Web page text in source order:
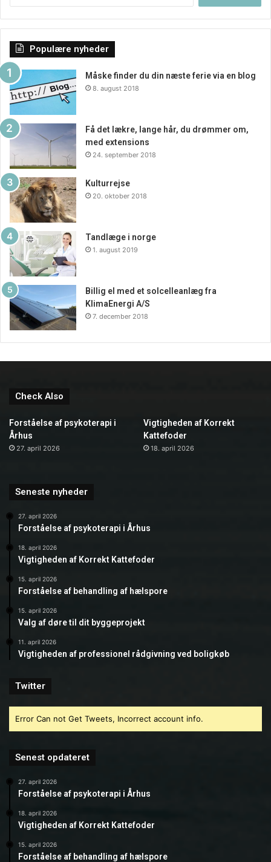
Populære nyheder
Måske finder du din næste ferie via en blog
8. august 2018
Få det lækre, lange hår, du drømmer om,
med extensions
24. september 2018
Kulturrejse
20. oktober 2018
Tandlæge i norge
1. august 2019
Billig el med et solcelleanlæg fra
KlimaEnergi A/S
7. december 2018
Check Also
Forståelse af psykoterapi i
Århus
27. april 2026
Vigtigheden af Korrekt
Kattefoder
18. april 2026
Seneste nyheder
27. april 2026
Forståelse af psykoterapi i Århus
18. april 2026
Vigtigheden af Korrekt Kattefoder
15. april 2026
Forståelse af behandling af hælspore
15. april 2026
Valg af døre til dit byggeprojekt
11. april 2026
Vigtigheden af professionel rådgivning ved boligkøb
Twitter
Error Can not Get Tweets, Incorrect account info.
Senest opdateret
27. april 2026
Forståelse af psykoterapi i Århus
18. april 2026
Vigtigheden af Korrekt Kattefoder
15. april 2026
Forståelse af behandling af hælspore